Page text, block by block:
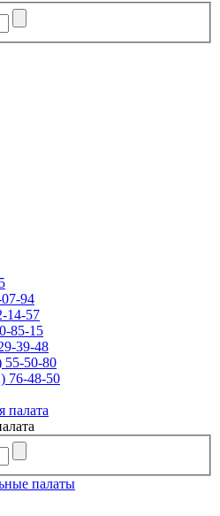
94
14-57
85-15
39-48
55-50-80
76-48-50
палаты